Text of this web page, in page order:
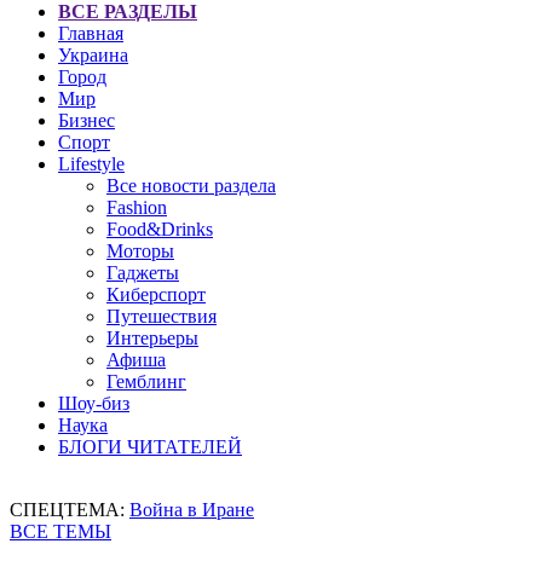
ВСЕ РАЗДЕЛЫ
Главная
Украина
Город
Мир
Бизнес
Спорт
Lifestyle
Все новости раздела
Fashion
Food&Drinks
Моторы
Гаджеты
Киберспорт
Путешествия
Интерьеры
Афиша
Гемблинг
Шоу-биз
Наука
БЛОГИ ЧИТАТЕЛЕЙ
СПЕЦТЕМА: Война в Иране
ВСЕ ТЕМЫ